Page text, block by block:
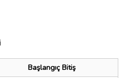
Başlangıç Bitiş